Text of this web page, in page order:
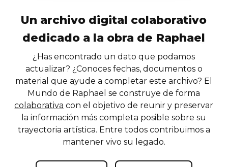
Un archivo digital colaborativo
dedicado a la obra de Raphael
¿Has encontrado un dato que podamos
actualizar? ¿Conoces fechas, documentos o
material que ayude a completar este archivo? El
Mundo de Raphael se construye de forma
colaborativa con el objetivo de reunir y preservar
la información más completa posible sobre su
trayectoria artística. Entre todos contribuimos a
mantener vivo su legado.